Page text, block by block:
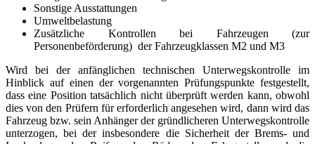
Sonstige Ausstattungen
Umweltbelastung
Zusätzliche Kontrollen bei Fahrzeugen (zur
Personenbeförderung) der Fahrzeugklassen M2 und M3
Wird bei der anfänglichen technischen Unterwegskontrolle im
Hinblick auf einen der vorgenannten Prüfungspunkte festgestellt,
dass eine Position tatsächlich nicht überprüft werden kann, obwohl
dies von den Prüfern für erforderlich angesehen wird, dann wird das
Fahrzeug bzw. sein Anhänger der gründlicheren Unterwegskontrolle
unterzogen, bei der insbesondere die Sicherheit der Brems- und